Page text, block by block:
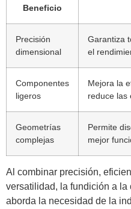
Beneficio
Precisión
dimensional
Garantiza
el
Componentes
ligeros
Mejora la
reduce las
Geometrías
complejas
Permite
mejor
Al combinar precisión,
versatilidad, la fundición a
aborda la necesidad de la